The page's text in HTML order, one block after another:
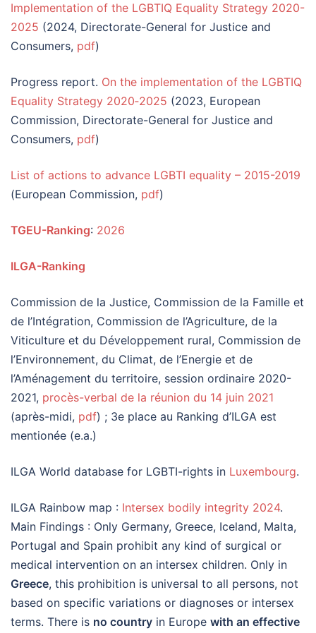
Implementation of the LGBTIQ Equality Strategy 2020-
2025 (2024, Directorate-General for Justice and
Consumers, pdf)
Progress report. On the implementation of the LGBTIQ
Equality Strategy 2020‑2025 (2023, European
Commission, Directorate-General for Justice and
Consumers, pdf)
List of actions to advance LGBTI equality – 2015-2019
(European Commission, pdf)
TGEU-Ranking: 2026
ILGA-Ranking
Commission de la Justice, Commission de la Famille et
de l’Intégration, Commission de l’Agriculture, de la
Viticulture et du Développement rural, Commission de
l’Environnement, du Climat, de l’Energie et de
l’Aménagement du territoire, session ordinaire 2020-
2021, procès-verbal de la réunion du 14 juin 2021
(après-midi, pdf) ; 3e place au Ranking d’ILGA est
mentionée (e.a.)
ILGA World database for LGBTI-rights in Luxembourg.
ILGA Rainbow map : Intersex bodily integrity 2024.
Main Findings : Only Germany, Greece, Iceland, Malta,
Portugal and Spain prohibit any kind of surgical or
medical intervention on an intersex children. Only in
Greece, this prohibition is universal to all persons, not
based on specific variations or diagnoses or intersex
terms. There is no country in Europe with an effective